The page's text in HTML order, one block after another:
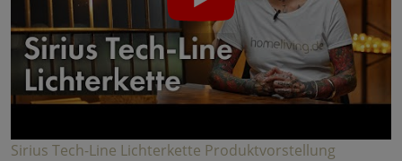
Sirius Tech-Line Lichterkette Produktvorstellung